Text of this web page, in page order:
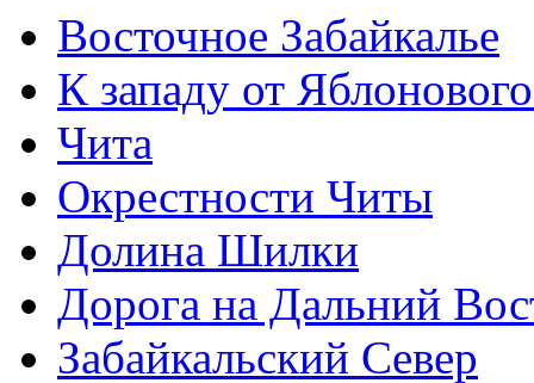
Восточное Забайкалье
К западу от
Чита
Окрестности Читы
Долина Шилки
Дорога на Дальний
Забайкальский Север